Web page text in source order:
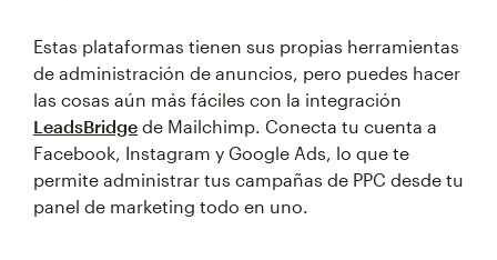
Estas plataformas tienen sus propias herramientas
de administración de anuncios, pero puedes hacer
las cosas aún más fáciles con la integración
LeadsBridge de Mailchimp. Conecta tu cuenta a
Facebook, Instagram y Google Ads, lo que te
permite administrar tus campañas de PPC desde tu
panel de marketing todo en uno.